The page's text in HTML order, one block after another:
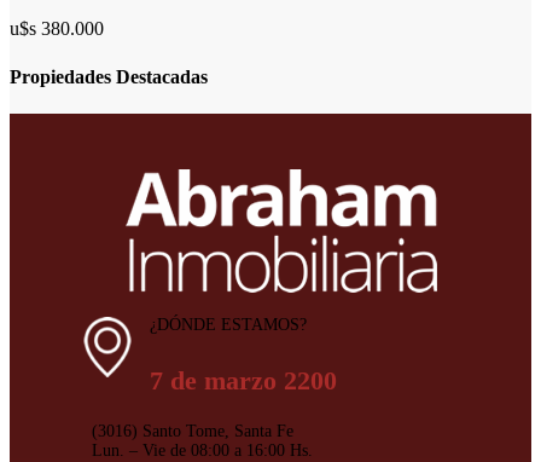
u$s 380.000
Propiedades Destacadas
¿DÓNDE ESTAMOS?
7 de marzo 2200
(3016) Santo Tome, Santa Fe
Lun. – Vie de 08:00 a 16:00 Hs.